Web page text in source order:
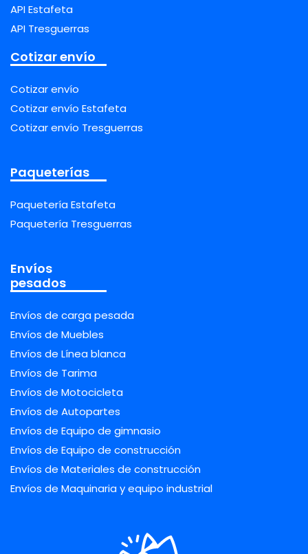
API Estafeta
API Tresguerras
Cotizar envío
Cotizar envío
Cotizar envío Estafeta
Cotizar envío Tresguerras
Paqueterías
Paquetería Estafeta
Paquetería Tresguerras
Envíos
pesados
Envíos de carga pesada
Envíos de Muebles
Envíos de Línea blanca
Envíos de Tarima
Envíos de Motocicleta
Envíos de Autopartes
Envíos de Equipo de gimnasio
Envíos de Equipo de construcción
Envíos de Materiales de construcción
Envíos de Maquinaria y equipo industrial